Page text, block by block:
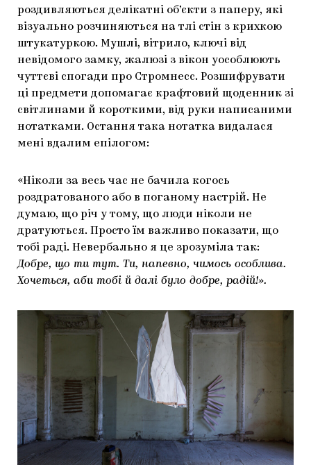
роздивляються делікатні об’єкти з паперу, які
візуально розчиняються на тлі стін з крихкою
штукатуркою. Мушлі, вітрило, ключі від
невідомого замку, жалюзі з вікон уособлюють
чуттєві спогади про Стромнесс. Розшифрувати
ці предмети допомагає крафтовий щоденник зі
світлинами й короткими, від руки написаними
нотатками. Остання така нотатка видалася
мені вдалим епілогом:
«Ніколи за весь час не бачила когось
роздратованого або в поганому настрій. Не
думаю, що річ у тому, що люди ніколи не
дратуються. Просто їм важливо показати, що
тобі раді. Невербально я це зрозуміла так:
Добре, що ти тут. Ти, напевно, чимось особлива.
Хочеться, аби тобі й далі було добре, радій!».